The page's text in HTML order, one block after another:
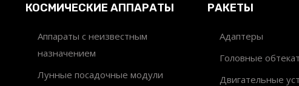
КОСМИЧЕСКИЕ АППАРАТЫ
Аппараты с неизвестным
назначением
Лунные посадочные модули
РАКЕТЫ
Адаптеры
Головные
Двигательные